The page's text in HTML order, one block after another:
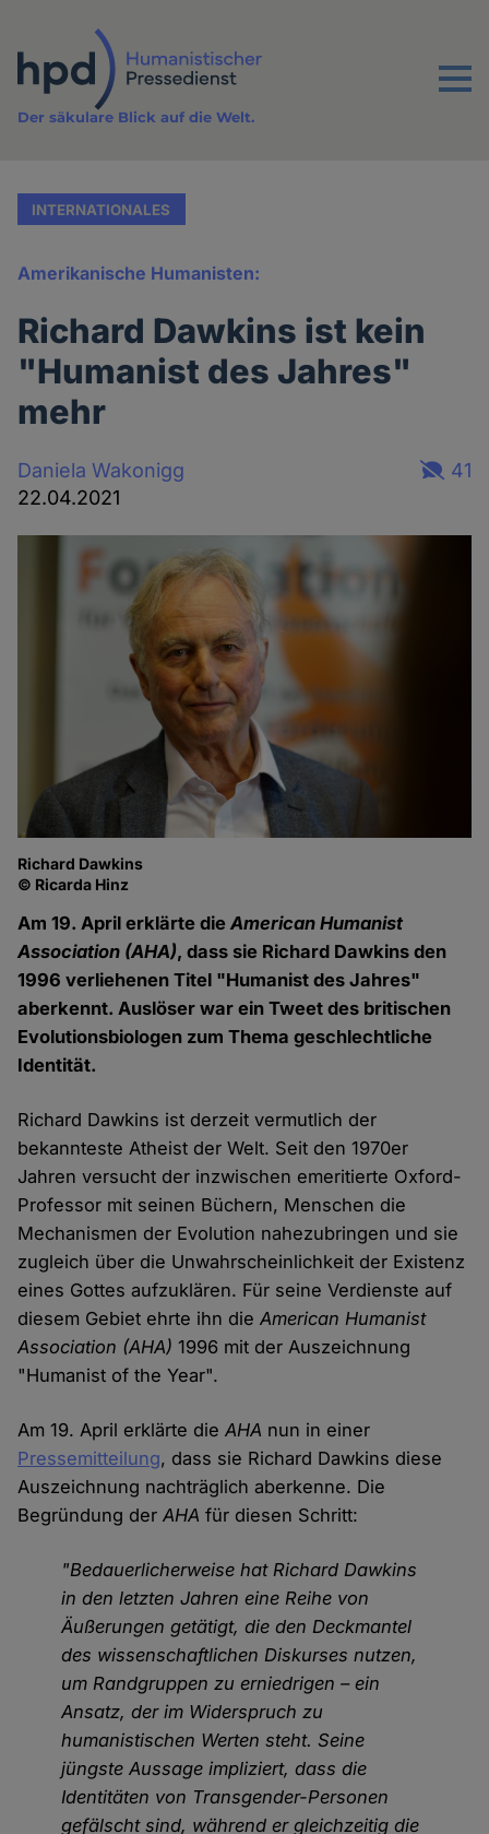
Inhalt
Menu
Der säkulare Blick auf die Welt.
INTERNATIONALES
Amerikanische Humanisten:
Richard Dawkins ist kein
"Humanist des Jahres"
mehr
Daniela Wakonigg
22.04.2021
41
Richard Dawkins
© Ricarda Hinz
Am 19. April erklärte dieAmerican Humanist
Association (AHA), dass sie Richard Dawkins den
1996 verliehenen Titel "Humanist des Jahres"
aberkennt. Auslöser war ein Tweet des britischen
Evolutionsbiologen zum Thema geschlechtliche
Identität.
Richard Dawkins ist derzeit vermutlich der
bekannteste Atheist der Welt. Seit den 1970er
Jahren versucht der inzwischen emeritierte Oxford-
Professor mit seinen Büchern, Menschen die
Mechanismen der Evolution nahezubringen und sie
zugleich über die Unwahrscheinlichkeit der Existenz
eines Gottes aufzuklären. Für seine Verdienste auf
diesem Gebiet ehrte ihn dieAmerican Humanist
Association (AHA) 1996 mit der Auszeichnung
"Humanist of the Year".
Am 19. April erklärte dieAHA nun in einer
Pressemitteilung, dass sie Richard Dawkins diese
Auszeichnung nachträglich aberkenne. Die
Begründung derAHA für diesen Schritt:
"Bedauerlicherweise hat Richard Dawkins
in den letzten Jahren eine Reihe von
Äußerungen getätigt, die den Deckmantel
des wissenschaftlichen Diskurses nutzen,
um Randgruppen zu erniedrigen – ein
Ansatz, der im Widerspruch zu
humanistischen Werten steht. Seine
jüngste Aussage impliziert, dass die
Identitäten von Transgender-Personen
gefälscht sind, während er gleichzeitig die